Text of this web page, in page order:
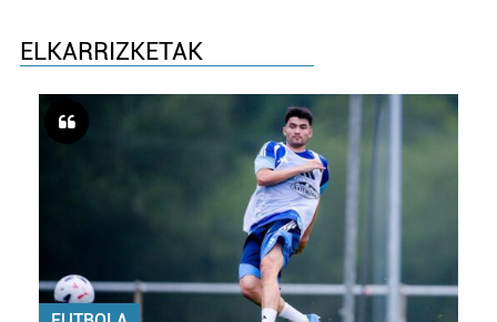
ELKARRIZKETAK